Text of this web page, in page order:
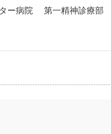
ー病院 第一精神診療部